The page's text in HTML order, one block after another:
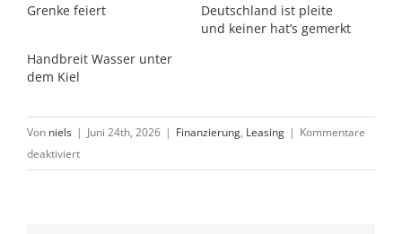
Grenke feiert
Deutschland ist pleite
und keiner hat’s gemerkt
Handbreit Wasser unter
dem Kiel
Von niels | Juni 24th, 2026 | Finanzierung, Leasing | Kommentare
deaktiviertfür
Oldtimer